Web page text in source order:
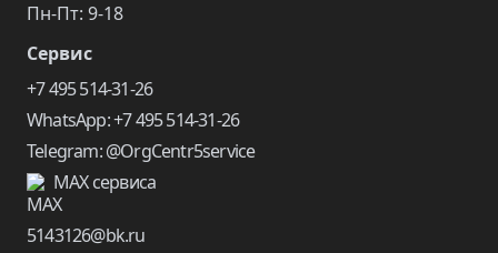
Пн-Пт: 9-18
Сервис
+7 495 514-31-26
WhatsApp: +7 495 514-31-26
Telegram: @OrgCentr5service
MAX сервиса
5143126@bk.ru